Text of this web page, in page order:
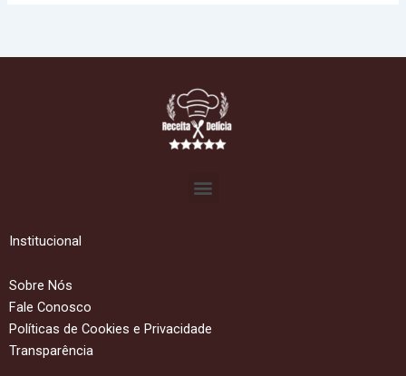
Menu
Institucional
Sobre Nós
Fale Conosco
Políticas de Cookies e Privacidade
Transparência